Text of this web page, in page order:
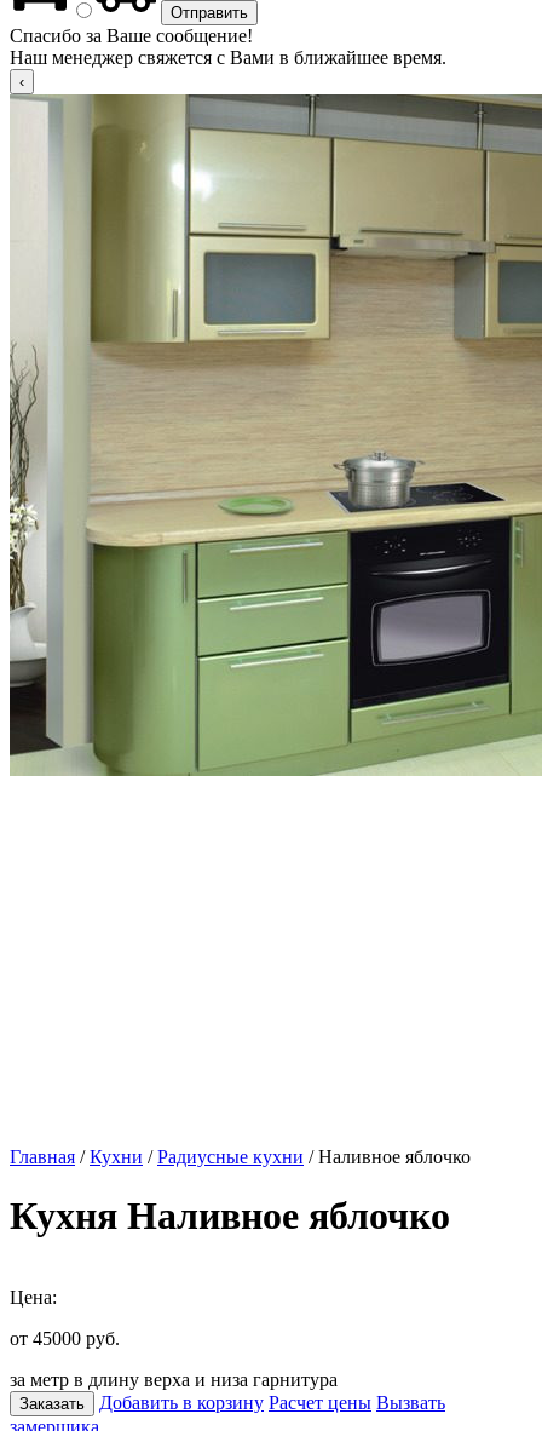
Спасибо за Ваше сообщение!
Наш менеджер свяжется с Вами в ближайшее время.
Главная /Кухни /Радиусные кухни / Наливное яблочко
Кухня Наливное яблочко
Цена:
от 45000 руб.
за метр в длину верха и низа гарнитура
Заказать Добавить в корзину Расчет цены Вызвать
замерщика